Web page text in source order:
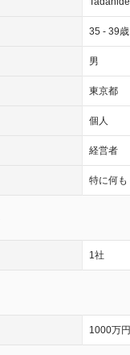
35 - 39歳
男
東京都
個人
経営者
特に何も
1社
1000万円